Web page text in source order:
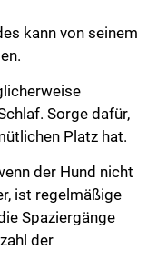
kann von seinem
Sorge dafür,
Platz hat.
der Hund nicht
ist regelmäßige
Spaziergänge
der